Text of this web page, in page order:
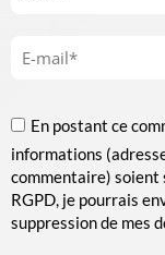
En postant ce
informations
commentaire) soient
RGPD, je pourrais
suppression de mes